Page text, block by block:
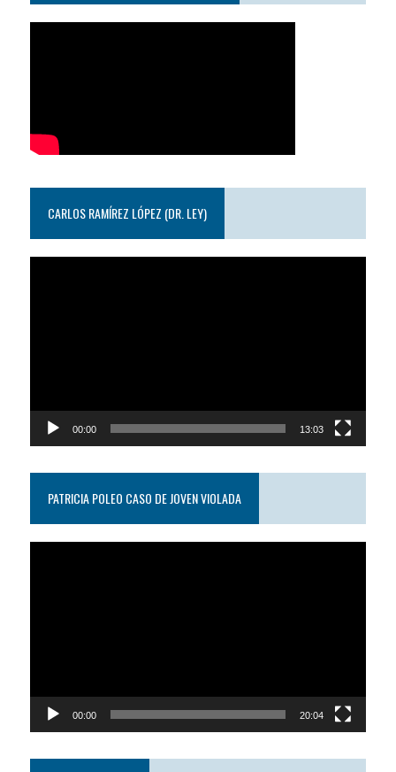
CARLOS RAMÍREZ LÓPEZ (DR. LEY)
00:00 13:03
PATRICIA POLEO CASO DE JOVEN VIOLADA
00:00 20:04